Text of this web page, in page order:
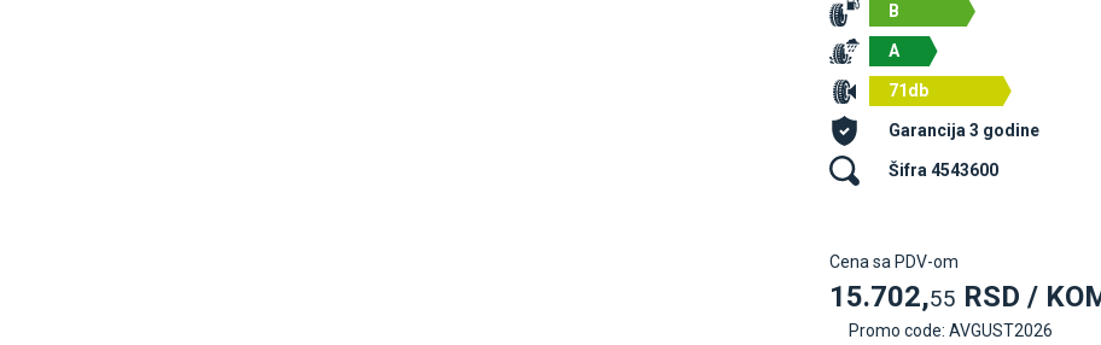
B
A
71db
Garancija 3 godine
Šifra 4543600
Cena sa PDV-om
15.702,55 RSD /
Promo code: AVGUST2026